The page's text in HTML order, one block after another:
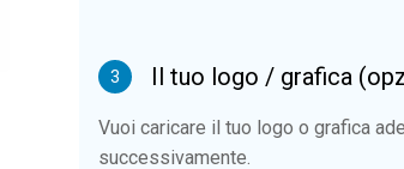
3 Il tuo logo / grafica
Vuoi caricare il tuo logo o grafica
successivamente.